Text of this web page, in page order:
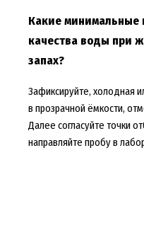
Какие минимальные
качества воды при
запах?
Зафиксируйте, холодная
в прозрачной ёмкости,
Далее согласуйте точки
направляйте пробу в